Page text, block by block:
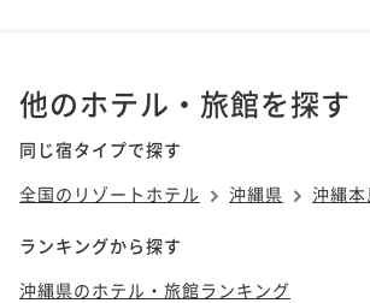
他のホテル・旅館を探す
同じ宿タイプで探す
全国のリゾートホテル
沖縄県 沖縄本
ランキングから探す
沖縄県のホテル・旅館ランキング